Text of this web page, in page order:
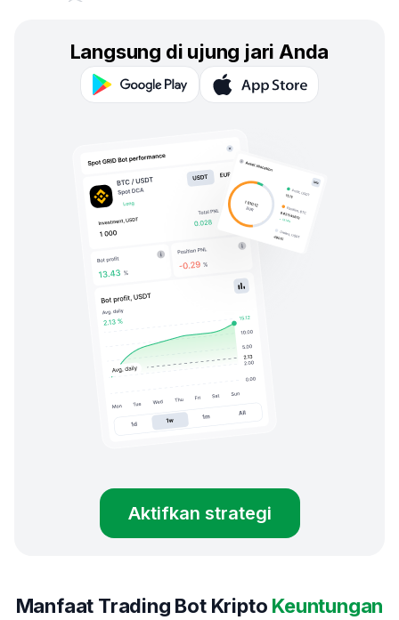
Langsung di ujung jari Anda
Aktifkan strategi
Manfaat Trading Bot Kripto Keuntungan